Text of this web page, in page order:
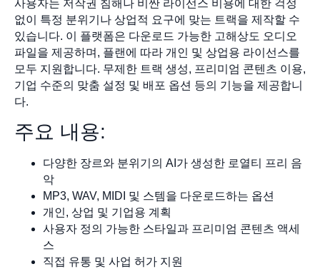
사용자는 저작권 침해나 비싼 라이선스 비용에 대한 걱정
없이 특정 분위기나 상업적 요구에 맞는 트랙을 제작할 수
있습니다. 이 플랫폼은 다운로드 가능한 고해상도 오디오
파일을 제공하며, 플랜에 따라 개인 및 상업용 라이선스를
모두 지원합니다. 무제한 트랙 생성, 프리미엄 콘텐츠 이용,
기업 수준의 맞춤 설정 및 배포 옵션 등의 기능을 제공합니
다.
주요 내용:
다양한 장르와 분위기의 AI가 생성한 로열티 프리 음
악
MP3, WAV, MIDI 및 스템을 다운로드하는 옵션
개인, 상업 및 기업용 계획
사용자 정의 가능한 스타일과 프리미엄 콘텐츠 액세
스
직접 유통 및 사업 허가 지원